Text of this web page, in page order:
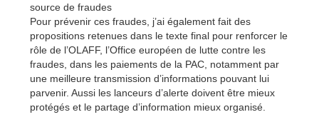
source de fraudes
Pour prévenir ces fraudes, j’ai également fait des
propositions retenues dans le texte final pour renforcer le
rôle de l’OLAFF, l’Office européen de lutte contre les
fraudes, dans les paiements de la PAC, notamment par
une meilleure transmission d’informations pouvant lui
parvenir. Aussi les lanceurs d’alerte doivent être mieux
protégés et le partage d’information mieux organisé.